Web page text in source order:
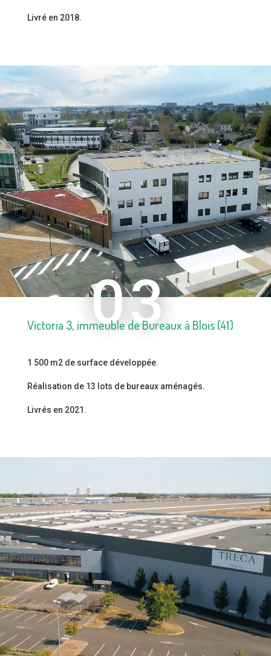
Livré en 2018.
03
Victoria 3, immeuble de Bureaux à Blois (41)
1 500 m2 de surface développée.
Réalisation de 13 lots de bureaux aménagés.
Livrés en 2021.